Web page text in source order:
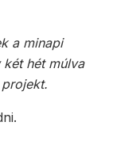
a minapi
hét múlva